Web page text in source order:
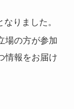
なりました。
場の方が参加
情報をお届け